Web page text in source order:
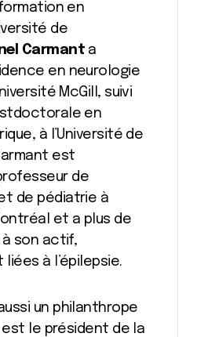
en
de
Carmanta
en neurologie
McGill, suivi
en
à l’Université de
est
de
de pédiatrie à
et a plus de
à son actif,
à l’épilepsie.
un philanthrope
est le président de la